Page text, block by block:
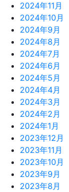
2024年11月
2024年10月
2024年9月
2024年8月
2024年7月
2024年6月
2024年5月
2024年4月
2024年3月
2024年2月
2024年1月
2023年12月
2023年11月
2023年10月
2023年9月
2023年8月